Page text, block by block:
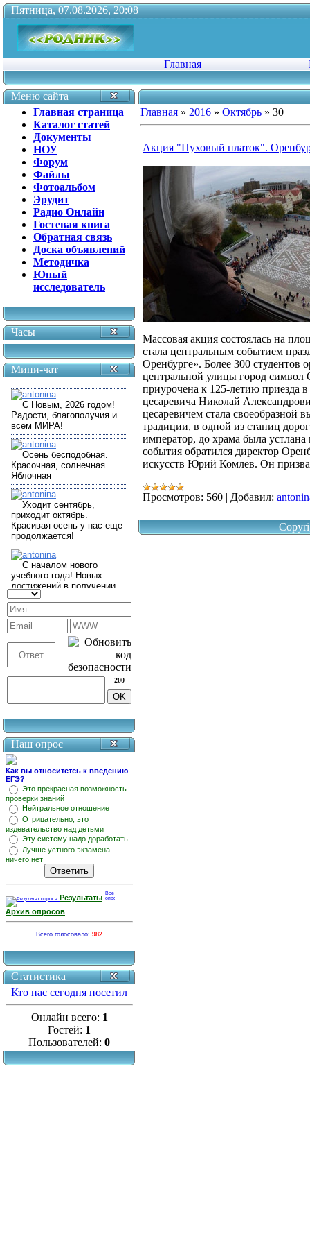
Пятница, 07.08.2026, 20:08
Главная
Меню сайта
Главная страница
Каталог статей
Документы
НОУ
Форум
Файлы
Фотоальбом
Эрудит
Радио Онлайн
Гостевая книга
Обратная связь
Доска объявлений
Методичка
Юный
исследователь
Часы
Мини-чат
200
Наш опрос
Как вы относитетсь к введению
ЕГЭ?
Это прекрасная возможность
проверки знаний
Нейтральное отношение
Отрицательно, это
издевательство над детьми
Эту систему надо доработать
Лучше устного экзамена
ничего нет
Результаты
Архив опросов
Всего голосовало: 982
Статистика
Кто нас сегодня посетил
Онлайн всего: 1
Гостей: 1
Пользователей: 0
Главная » 2016 » Октябрь » 30
Акция "Пуховый платок".
Массовая акция состоялась на
стала центральным событием
Оренбурге». Более 300 студентов
центральной улицы город
приурочена к 125-летию приезда
цесаревича Николай
цесаревичем стала своеобразной
традиции, в одной из станиц
император, до храма была
события обратился директор
искусств Юрий Комлев. Он
Просмотров: 560 | Добавил: